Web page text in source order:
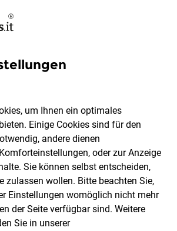
(m/w/d) –
Löschturbinen
07.08.2026 DE
um Ihnen ein optimales
Einige Cookies sind für den
andere dienen
oder zur Anzeige
Sie können selbst entscheiden,
zulassen wollen. Bitte beachten Sie,
Einstellungen womöglich nicht mehr
der Seite verfügbar sind. Weitere
Sie in unserer